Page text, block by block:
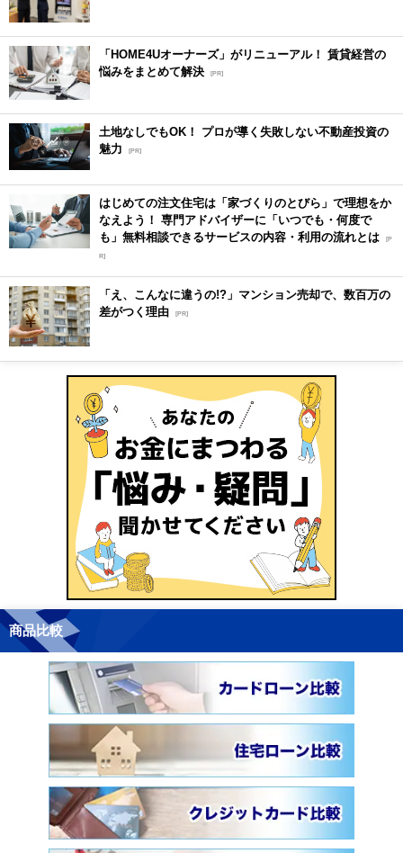
「HOME4Uオーナーズ」がリニューアル！ 賃貸経営の
悩みをまとめて解決 [PR]
土地なしでもOK！ プロが導く失敗しない不動産投資の
魅力
[PR]
はじめての注文住宅は「家づくりのとびら」で理想をか
なえよう！ 専門アドバイザーに「いつでも・何度で
も」無料相談できるサービスの内容・利用の流れとは [P
R]
「え、こんなに違うの!?」マンション売却で、数百万の
差がつく理由 [PR]
商品比較